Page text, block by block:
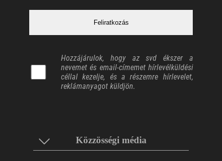
Hozzájárulok, hogy az svd ékszer a
nevemet és email-címemet hírlevélküldési
céllal kezelje, és a részemre hírlevelet,
reklámanyagot küldjön.
Közzösségi média